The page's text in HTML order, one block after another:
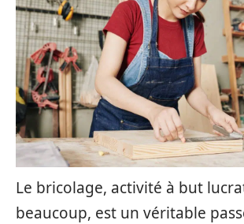
Le bricolage, activité à but
beaucoup, est un véritable